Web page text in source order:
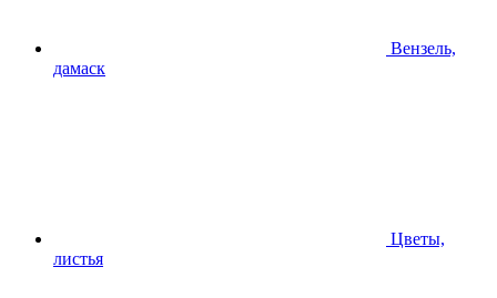
Вензель,
дамаск
Цветы,
листья